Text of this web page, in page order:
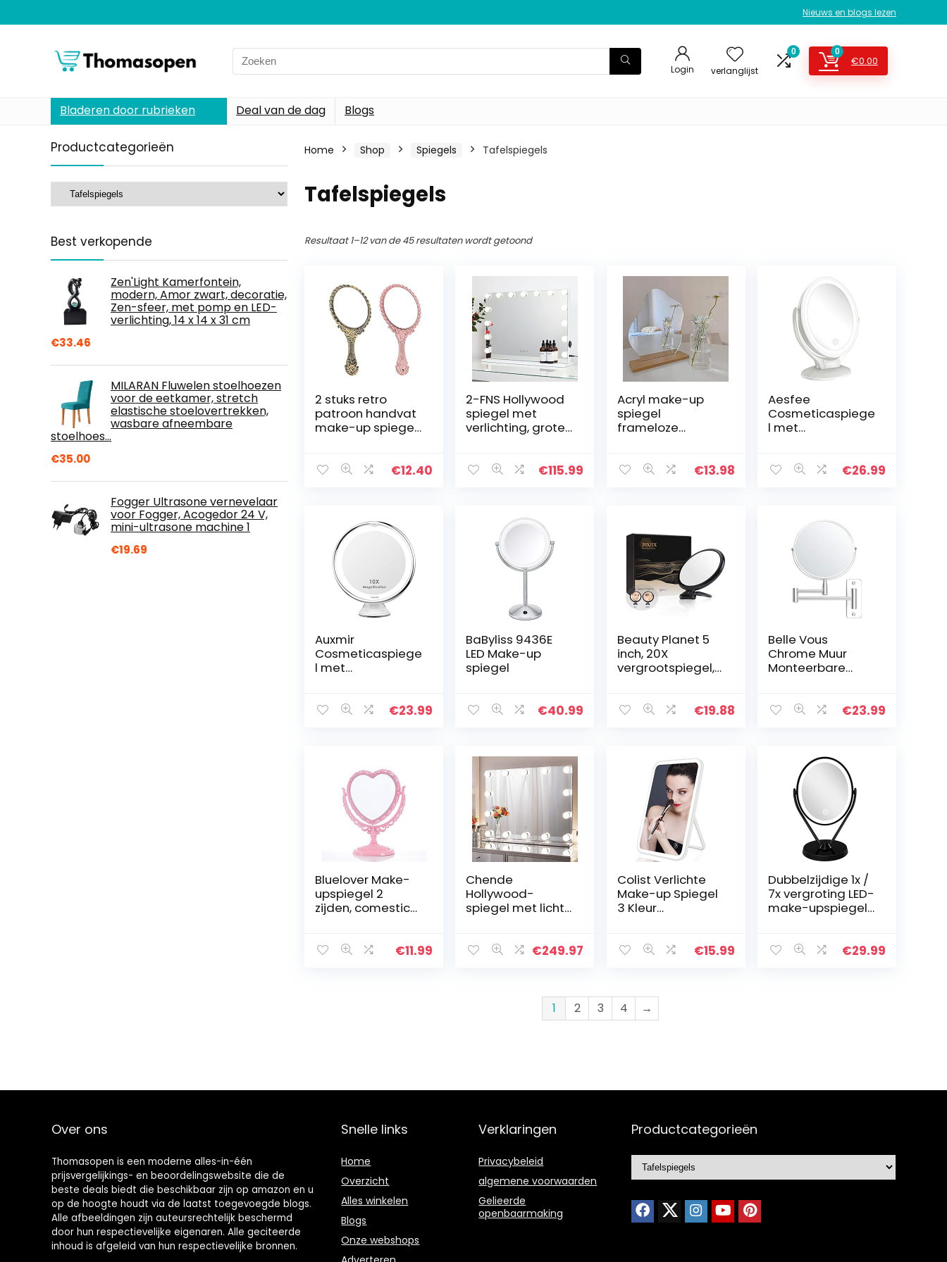
Nieuws en blogs lezen
Search
for:
Login verlanglijst
0 0
€0.00
Bladeren door rubrieken Deal van de dag Blogs
Productcategorieën
Best verkopende
Zen'Light Kamerfontein,
modern, Amor zwart, decoratie,
Zen-sfeer, met pomp en LED-
verlichting, 14 x 14 x 31 cm
€33.46
MILARAN Fluwelen stoelhoezen
voor de eetkamer, stretch
elastische stoelovertrekken,
wasbare afneembare
stoelhoes…
€35.00
Fogger Ultrasone vernevelaar
voor Fogger, Acogedor 24 V,
mini-ultrasone machine 1
€19.69
Home Shop Spiegels Tafelspiegels
Tafelspiegels
Resultaat 1–12 van de 45 resultaten wordt getoond
2 stuks retro
patroon handvat
make-up spiegel,
spiegel, vintage
€12.40
2-FNS Hollywood
spiegel met
verlichting, grote
gloeilampen,€115.99
Acryl make-up
spiegel
frameloze
spiegel make-up
€13.98
Aesfee
Cosmeticaspiege
l met
ledverlichting en
make…
€26.99
Auxmir
Cosmeticaspiege
l met
vergroting, 2
draaibaar…
€23.99
BaByliss 9436E
LED Make-up
spiegel
€40.99
Beauty Planet 5
inch, 20X
vergrootspiegel,
vergroting,
€19.88
Belle Vous
Chrome Muur
Monteerbare
5x Versterking –
€23.99
Bluelover Make-
upspiegel 2
zijden, comestic
plastic, dresser,
€11.99
Chende
Hollywood-
spiegel met licht,
met verlichting,
professionele…
€249.97
Colist Verlichte
Make-up Spiegel
3 Kleur
Helderheid
€15.99
Dubbelzijdige 1x /
7x vergroting LED-
make-upspiegel
upspiegel
€29.99
1 2 3 4 →
Over ons
Thomasopen is een moderne alles-in-één
prijsvergelijkings- en beoordelingswebsite die de
beste deals biedt die beschikbaar zijn op amazon en u
op de hoogte houdt via de laatst toegevoegde blogs.
Alle afbeeldingen zijn auteursrechtelijk beschermd
door hun respectievelijke eigenaren. Alle geciteerde
inhoud is afgeleid van hun respectievelijke bronnen.
Snelle links
Home
Overzicht
Alles winkelen
Blogs
Onze webshops
Verklaringen
Privacybeleid
algemene voorwaarden
Gelieerde
openbaarmaking
Productcategorieën